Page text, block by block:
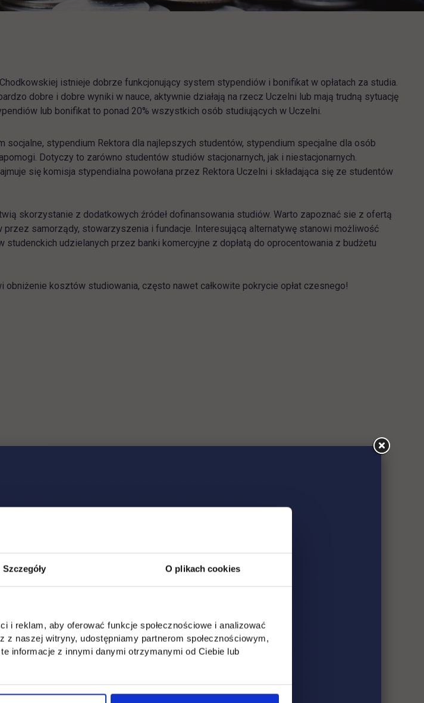
Szczegóły O plikach cookies
i reklam, aby oferować funkcje społecznościowe i analizować
naszej witryny, udostępniamy partnerom społecznościowym,
informacje z innymi danymi otrzymanymi od Ciebie lub
istnieje dobrze funkcjonujący system stypendiów i bonifikat w opłatach za studia.
dobre i dobre wyniki w nauce, aktywnie działają na rzecz Uczelni lub mają trudną sytuację
lub bonifikat to ponad 20% wszystkich osób studiujących w Uczelni.
socjalne, stypendium Rektora dla najlepszych studentów, stypendium specjalne dla osób
Dotyczy to zarówno studentów studiów stacjonarnych, jak i niestacjonarnych.
się komisja stypendialna powołana przez Rektora Uczelni i składająca się ze studentów
skorzystanie z dodatkowych źródeł dofinansowania studiów. Warto zapoznać sie z ofertą
samorządy, stowarzyszenia i fundacje. Interesującą alternatywę stanowi możliwość
udzielanych przez banki komercyjne z dopłatą do oprocentowania z budżetu
kosztów studiowania, często nawet całkowite pokrycie opłat czesnego!